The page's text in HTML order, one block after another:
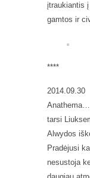
įtraukiantis į
gamtos ir
****
2014.09.30
tarsi
Alwydos
Pradėjusi
nesustoja